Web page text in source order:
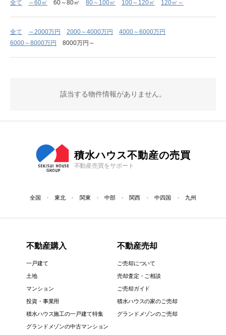
全て ～60㎡ 60～80㎡ 80～100㎡ 100～120㎡ 120㎡～
全て ～2000万円 2000～4000万円
4000～6000万円
6000～8000万円
8000万円～
該当する物件情報がありません。
積水ハウス不動産の売買
不動産売買をサポート
全国 東北 関東 中部 関西 中四国 九州
不動産購入
一戸建て
土地
マンション
投資・事業用
積水ハウス施工の一戸建て特集
グランドメゾンの中古マンション
不動産売却
ご売却について
売却査定・ご相談
ご売却ガイド
積水ハウスの家のご売却
グランドメゾンのご売却